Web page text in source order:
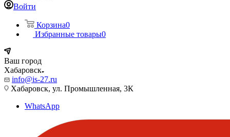
Войти
Корзина0
Избранные товары0
Ваш город
Хабаровск
info@is-27.ru
Хабаровск, ул. Промышленная, 3К
WhatsApp